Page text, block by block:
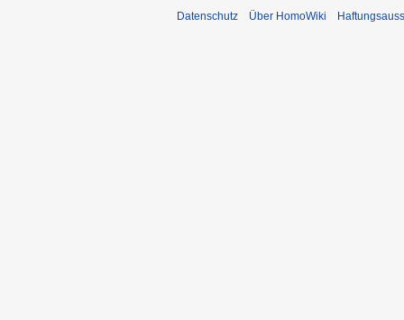
Datenschutz Über HomoWiki